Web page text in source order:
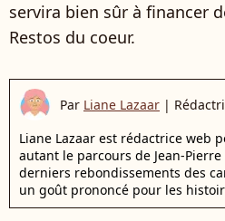
servira bien sûr à financer
Restos du coeur.
Par Liane Lazaar |
Liane Lazaar est rédactrice web
autant le parcours de Jean-
derniers rebondissements des
un goût prononcé pour les